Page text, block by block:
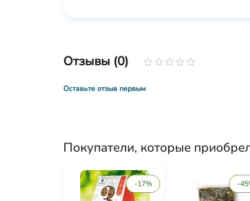
Отзывы (0)
Оставьте отзыв первым
Покупатели, которые
-17% -